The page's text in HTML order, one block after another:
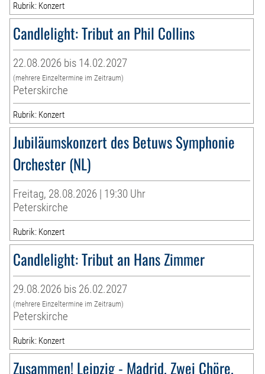
Rubrik: Konzert
Candlelight: Tribut an Phil Collins
22.08.2026 bis 14.02.2027
(mehrere Einzeltermine im Zeitraum)
Peterskirche
Rubrik: Konzert
Jubiläumskonzert des Betuws Symphonie
Orchester (NL)
Freitag, 28.08.2026 | 19:30 Uhr
Peterskirche
Rubrik: Konzert
Candlelight: Tribut an Hans Zimmer
29.08.2026 bis 26.02.2027
(mehrere Einzeltermine im Zeitraum)
Peterskirche
Rubrik: Konzert
Zusammen! Leipzig - Madrid. Zwei Chöre.